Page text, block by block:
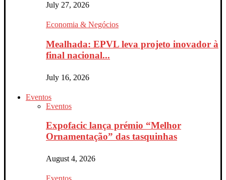
July 27, 2026
Economia & Negócios
Mealhada: EPVL leva projeto inovador à
final nacional...
July 16, 2026
Eventos
Eventos
Expofacic lança prémio “Melhor
Ornamentação” das tasquinhas
August 4, 2026
Eventos